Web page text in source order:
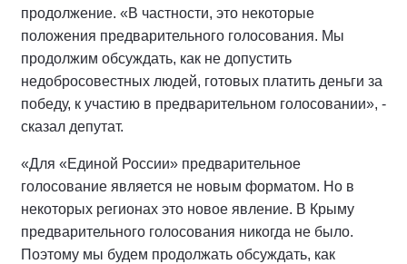
продолжение. «В частности, это некоторые
положения предварительного голосования. Мы
продолжим обсуждать, как не допустить
недобросовестных людей, готовых платить деньги за
победу, к участию в предварительном голосовании», -
сказал депутат.
«Для «Единой России» предварительное
голосование является не новым форматом. Но в
некоторых регионах это новое явление. В Крыму
предварительного голосования никогда не было.
Поэтому мы будем продолжать обсуждать, как